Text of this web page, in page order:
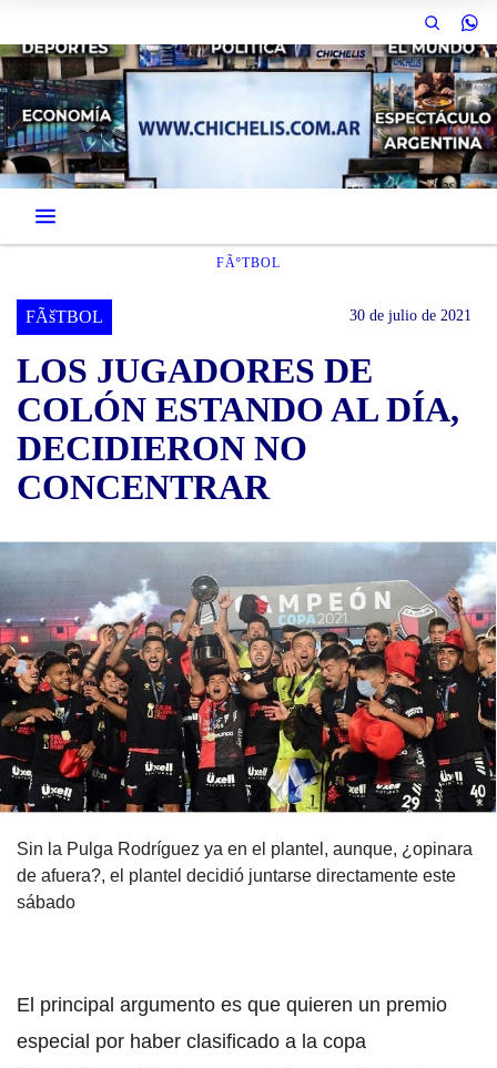
FÃºTBOL
FÃšTBOL 30 de julio de 2021
LOS JUGADORES DE
COLÓN ESTANDO AL DÍA,
DECIDIERON NO
CONCENTRAR
Sin la Pulga Rodríguez ya en el plantel, aunque, ¿opinara
de afuera?, el plantel decidió juntarse directamente este
sábado
El principal argumento es que quieren un premio
especial por haber clasificado a la copa